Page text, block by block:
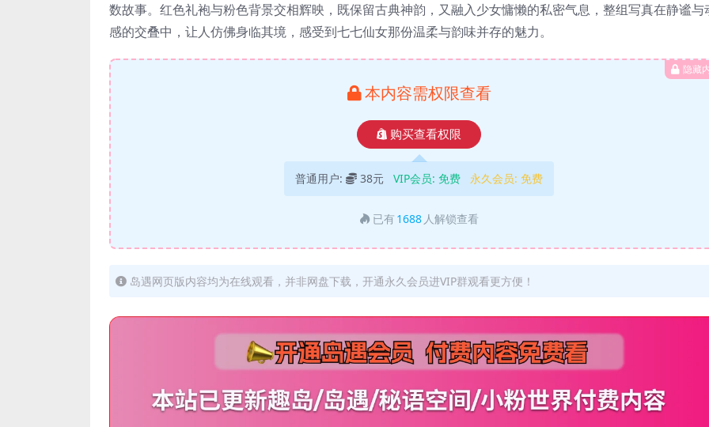
数故事。红色礼袍与粉色背景交相辉映，既保留古典神韵，又融入少女慵懒的私密气息，整组写真在静谧与
感的交叠中，让人仿佛身临其境，感受到七七仙女那份温柔与韵味并存的魅力。
隐藏
本内容需权限查看
购买查看权限
普通用户: 38元 VIP会员: 免费 永久会员: 免费
已有 1688 人解锁查看
岛遇网页版内容均为在线观看，并非网盘下载，开通永久会员进VIP群观看更方便！